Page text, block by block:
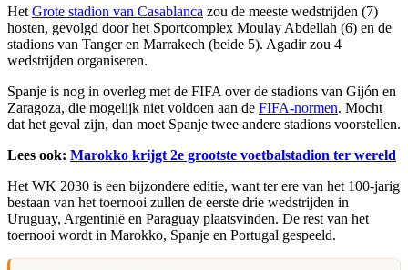
Het Grote stadion van Casablanca zou de meeste wedstrijden (7)
hosten, gevolgd door het Sportcomplex Moulay Abdellah (6) en de
stadions van Tanger en Marrakech (beide 5). Agadir zou 4
wedstrijden organiseren.
Spanje is nog in overleg met de FIFA over de stadions van Gijón en
Zaragoza, die mogelijk niet voldoen aan de FIFA-normen. Mocht
dat het geval zijn, dan moet Spanje twee andere stadions voorstellen.
Lees ook: Marokko krijgt 2e grootste voetbalstadion ter wereld
Het WK 2030 is een bijzondere editie, want ter ere van het 100-jarig
bestaan van het toernooi zullen de eerste drie wedstrijden in
Uruguay, Argentinië en Paraguay plaatsvinden. De rest van het
toernooi wordt in Marokko, Spanje en Portugal gespeeld.